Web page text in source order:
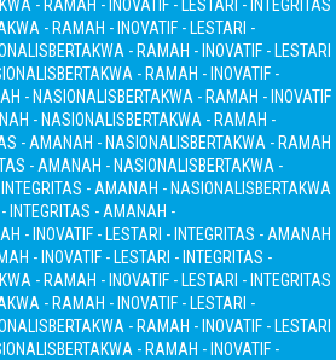
- RAMAH - INOVATIF - LESTARI - INTEGRITAS
- RAMAH - INOVATIF - LESTARI -
BERTAKWA - RAMAH - INOVATIF - LESTARI
BERTAKWA - RAMAH - INOVATIF -
- NASIONALISBERTAKWA - RAMAH - INOVATIF
- NASIONALISBERTAKWA - RAMAH -
- AMANAH - NASIONALISBERTAKWA - RAMAH
- AMANAH - NASIONALISBERTAKWA -
- AMANAH - NASIONALISBERTAKWA
INTEGRITAS - AMANAH -
- INOVATIF - LESTARI - INTEGRITAS - AMANAH
- INOVATIF - LESTARI - INTEGRITAS -
- RAMAH - INOVATIF - LESTARI - INTEGRITAS
- RAMAH - INOVATIF - LESTARI -
BERTAKWA - RAMAH - INOVATIF - LESTARI
BERTAKWA - RAMAH - INOVATIF -